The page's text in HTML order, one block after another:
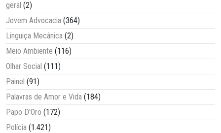
geral (2)
Jovem Advocacia (364)
Linguiça Mecânica (2)
Meio Ambiente (116)
Olhar Social (111)
Painel (91)
Palavras de Amor e Vida (184)
Papo D'Oro (172)
Polícia (1.421)